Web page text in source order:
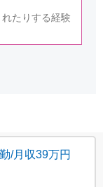
たりする経験
/月収39万円